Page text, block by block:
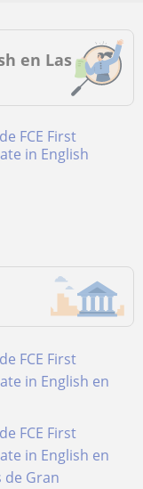
en Las
in English
FCE First
in English en
FCE First
in English en
de Gran